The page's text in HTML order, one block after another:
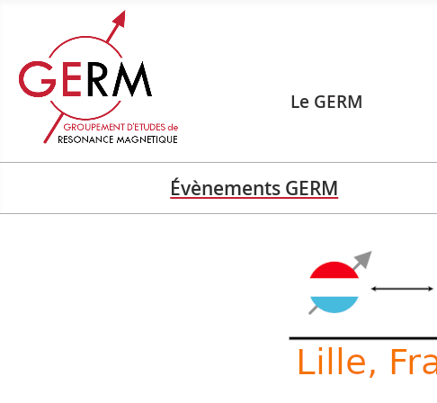
Le GERM
Évènements GERM